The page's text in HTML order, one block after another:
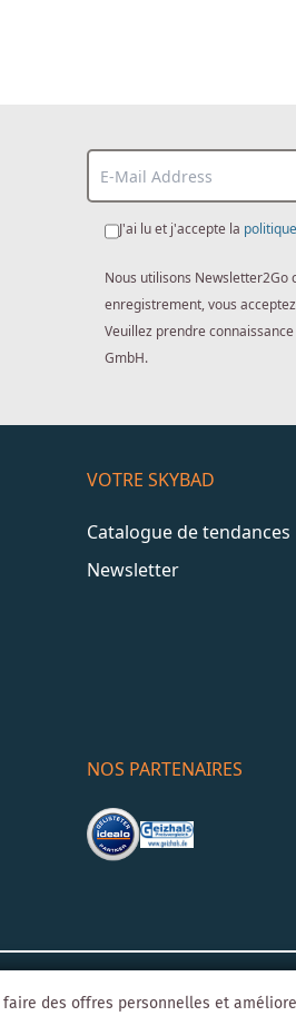
J'ai lu et j'accepte la
Nous utilisons
enregistrement, vous
Veuillez prendre connaissance
GmbH.
VOTRE SKYBAD
Catalogue de tendances
Newsletter
NOS PARTENAIRES
des offres personnelles et